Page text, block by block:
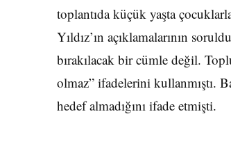
toplantıda küçük yaşta
Yıldız’ın açıklamalarının
bırakılacak bir cümle değil.
olmaz” ifadelerini kullanmıştı.
hedef almadığını ifade etmişti.